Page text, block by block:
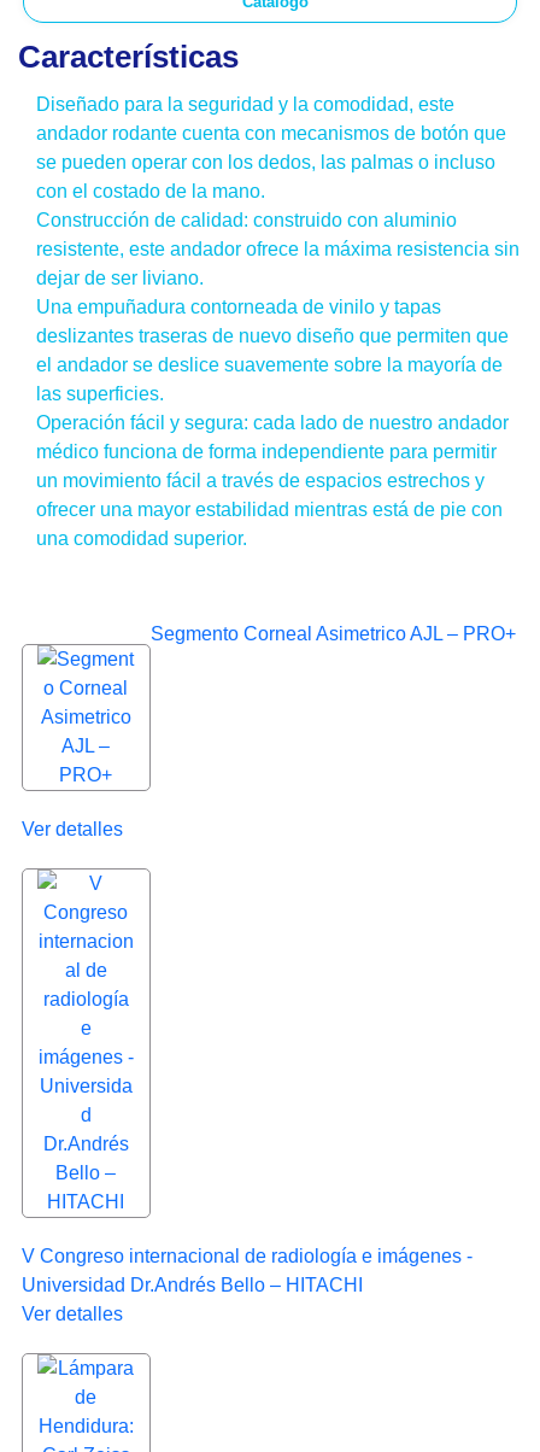
Características
Diseñado para la seguridad y la comodidad, este
andador rodante cuenta con mecanismos de botón que
se pueden operar con los dedos, las palmas o incluso
con el costado de la mano.
Construcción de calidad: construido con aluminio
resistente, este andador ofrece la máxima resistencia sin
dejar de ser liviano.
Una empuñadura contorneada de vinilo y tapas
deslizantes traseras de nuevo diseño que permiten que
el andador se deslice suavemente sobre la mayoría de
las superficies.
Operación fácil y segura: cada lado de nuestro andador
médico funciona de forma independiente para permitir
un movimiento fácil a través de espacios estrechos y
ofrecer una mayor estabilidad mientras está de pie con
una comodidad superior.
Segmento Corneal Asimetrico AJL – PRO+
Ver detalles
V Congreso internacional de radiología e imágenes -
Universidad Dr.Andrés Bello – HITACHI
Ver detalles